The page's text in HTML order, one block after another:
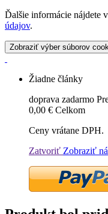
Ďalšie informácie nájdete
údajov.
Zobraziť výber súborov
Žiadne články
doprava zadarmo
0,00 € Celkom
Ceny vrátane DPH.
Zatvoriť Zobraziť